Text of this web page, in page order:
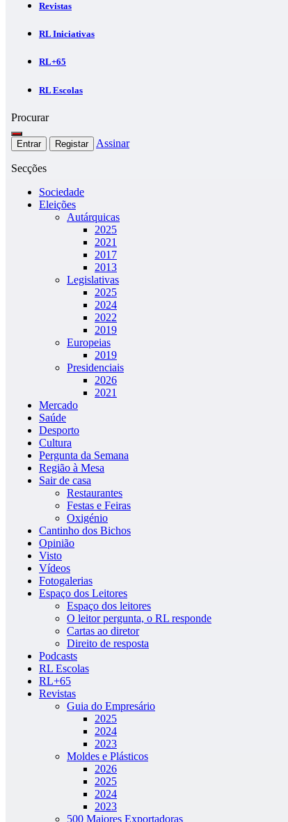
Revistas
RL Iniciativas
RL+65
RL Escolas
Procurar
Entrar Registar Assinar
Secções
Sociedade
Eleições
Autárquicas
2025
2021
2017
2013
Legislativas
2025
2024
2022
2019
Europeias
2019
Presidenciais
2026
2021
Mercado
Saúde
Desporto
Cultura
Pergunta da Semana
Região à Mesa
Sair de casa
Restaurantes
Festas e Feiras
Oxigénio
Cantinho dos Bichos
Opinião
Visto
Vídeos
Fotogalerias
Espaço dos Leitores
Espaço dos leitores
O leitor pergunta, o RL responde
Cartas ao diretor
Direito de resposta
Podcasts
RL Escolas
RL+65
Revistas
Guia do Empresário
2025
2024
2023
Moldes e Plásticos
2026
2025
2024
2023
500 Maiores Exportadoras